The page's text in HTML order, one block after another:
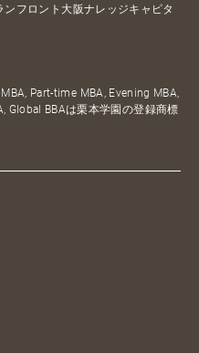
フロント大阪ナレッジキャピタ
Part-time MBA, Evening MBA,
Global BBAは栗本学園の登録商標